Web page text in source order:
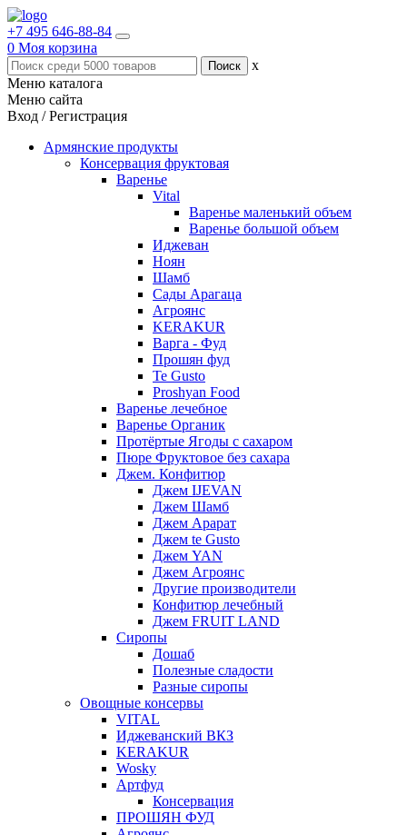
+7 495 646-88-84
0 Моя корзина
x
Меню каталога
Меню сайта
Вход / Регистрация
Армянские продукты
Консервация фруктовая
Варенье
Vital
Варенье маленький объем
Варенье большой объем
Иджеван
Ноян
Шамб
Сады Арагаца
Агроянс
KERAKUR
Варга - Фуд
Прошян фуд
Te Gusto
Proshyan Food
Варенье лечебное
Варенье Органик
Протёртые Ягоды с сахаром
Пюре Фруктовое без сахара
Джем. Конфитюр
Джем IJEVAN
Джем Шамб
Джем Арарат
Джем te Gusto
Джем YAN
Джем Агроянс
Другие производители
Конфитюр лечебный
Джем FRUIT LAND
Сиропы
Дошаб
Полезные сладости
Разные сиропы
Овощные консервы
VITAL
Иджеванский ВКЗ
KERAKUR
Wosky
Артфуд
Консервация
ПРОШЯН ФУД